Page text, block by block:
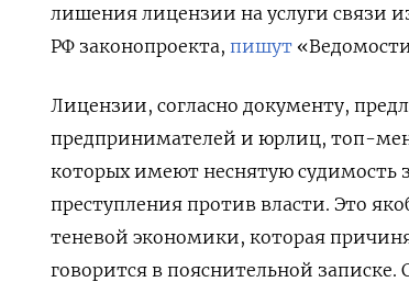
лишения лицензии на услуги связи
РФ законопроекта, пишут
Лицензии, согласно документу,
предпринимателей и юрлиц, топ-
которых имеют неснятую судимость
преступления против власти. Это
теневой экономики, которая
говорится в пояснительной